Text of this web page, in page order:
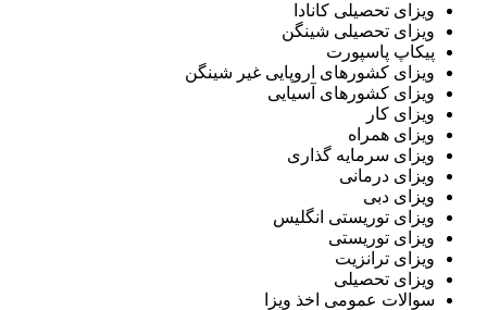
تحصیلی کانادا
تحصیلی شینگن
پاسپورت
کشورهای اروپایی غیر شینگن
کشورهای آسیایی
کار
همراه
سرمایه گذاری
درمانی
دبی
توریستی انگلیس
توریستی
ترانزیت
تحصیلی
عمومی اخذ ویزا